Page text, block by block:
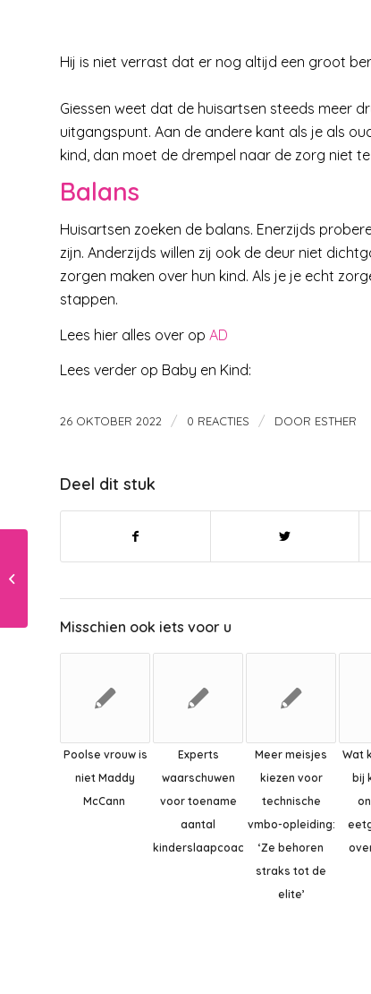
Hij is niet verrast dat er nog altijd een groot
Giessen weet dat de huisartsen steeds meer
uitgangspunt. Aan de andere kant als je als
kind, dan moet de drempel naar de zorg niet te
Balans
Huisartsen zoeken de balans. Enerzijds
zijn. Anderzijds willen zij ook de deur niet
zorgen maken over hun kind. Als je je echt
stappen.
Lees hier alles over op AD
Lees verder op Baby en Kind:
26 OKTOBER 2022 / 0 REACTIES / DOOR ESTHER
Deel dit stuk
Misschien ook iets voor u
Poolse vrouw is
niet Maddy
McCann
Experts
waarschuwen
voor toename
aantal
kinderslaapcoaches’
Meer meisjes
kiezen voor
technische
vmbo-opleiding:
‘Ze behoren
straks tot de
elite’
Wat
bij